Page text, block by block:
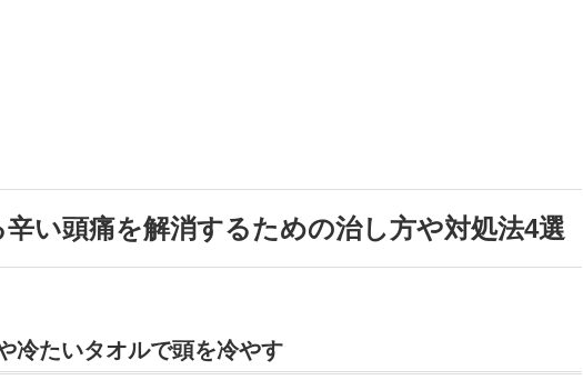
辛い頭痛を解消するための治し方や対処法4選
冷たいタオルで頭を冷やす